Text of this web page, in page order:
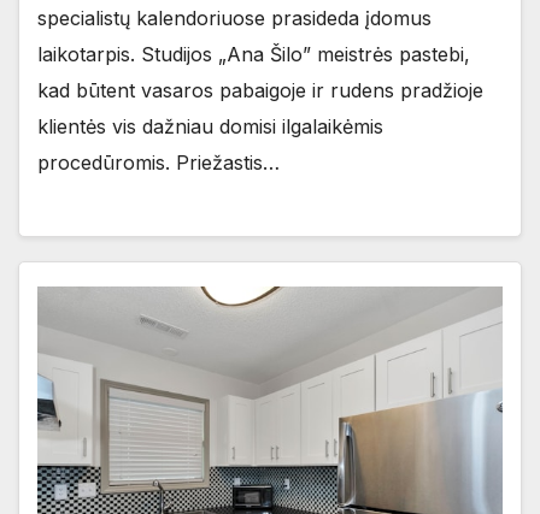
specialistų kalendoriuose prasideda įdomus
laikotarpis. Studijos „Ana Šilo” meistrės pastebi,
kad būtent vasaros pabaigoje ir rudens pradžioje
klientės vis dažniau domisi ilgalaikėmis
procedūromis. Priežastis…